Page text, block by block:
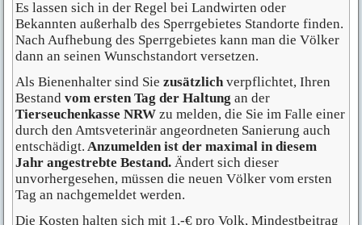
Es lassen sich in der Regel bei Landwirten oder
Bekannten außerhalb des Sperrgebietes Standorte finden.
Nach Aufhebung des Sperrgebietes kann man die Völker
dann an seinen Wunschstandort versetzen.
Als Bienenhalter sind Siezusätzlich verpflichtet, Ihren
Bestandvom ersten Tag der Haltung an der
Tierseuchenkasse NRW zu melden, die Sie im Falle einer
durch den Amtsveterinär angeordneten Sanierung auch
entschädigt. Anzumelden ist der maximal in diesem
Jahr angestrebte Bestand. Ändert sich dieser
unvorhergesehen, müssen die neuen Völker vom ersten
Tag an nachgemeldet werden.
Die Kosten halten sich mit 1,-€ pro Volk, Mindestbeitrag